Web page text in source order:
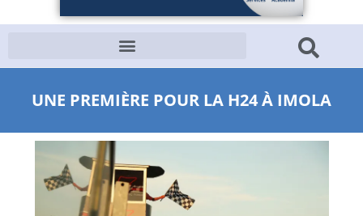
UNE PREMIÈRE POUR LA H24 À IMOLA